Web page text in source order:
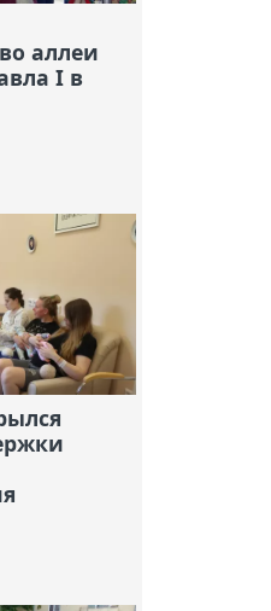
аллеи
I в